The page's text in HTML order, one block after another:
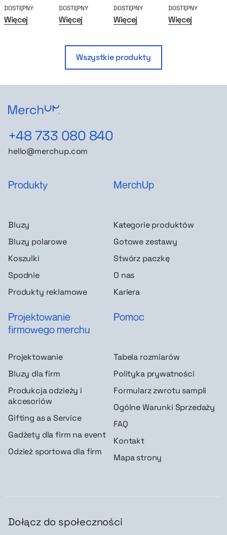
DOSTĘPNY
Więcej
DOSTĘPNY
Więcej
DOSTĘPNY
Więcej
DOSTĘPNY
Więcej
Wszystkie produkty
+48 733 080 840
hello@merchup.com
Produkty
Bluzy
Bluzy polarowe
Koszulki
Spodnie
Produkty reklamowe
MerchUp
Kategorie produktów
Gotowe zestawy
Stwórz paczkę
O nas
Kariera
Projektowanie
firmowego merchu
Projektowanie
Bluzy dla firm
Produkcja odzieży i
akcesoriów
Gifting as a Service
Gadżety dla firm na event
Odzież sportowa dla firm
Pomoc
Tabela rozmiarów
Polityka prywatności
Formularz zwrotu sampli
Ogólne Warunki Sprzedaży
FAQ
Kontakt
Mapa strony
Dołącz do społeczności